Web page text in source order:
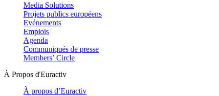
Media Solutions
Projets publics européens
Evénements
Emplois
Agenda
Communiqués de presse
Members’ Circle
À Propos d'Euractiv
À propos d’Euractiv